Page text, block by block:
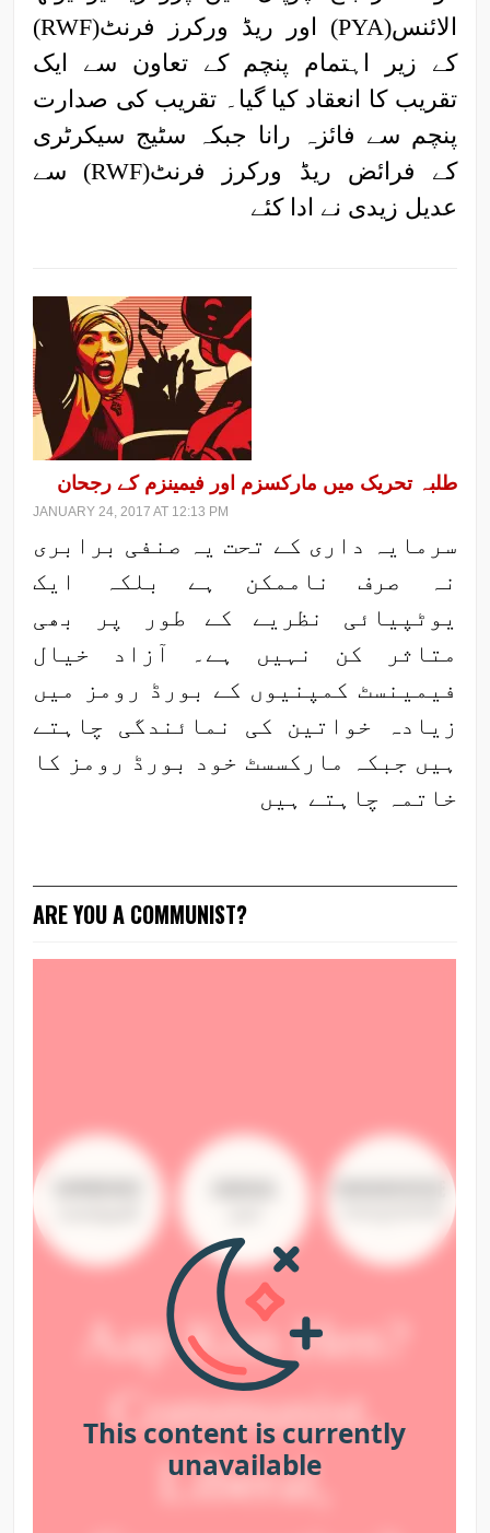
الائنس(PYA) اور ریڈ ورکرز فرنٹ(RWF)
کے زیر اہتمام پنچم کے تعاون سے ایک
تقریب کا انعقاد کیا گیا۔ تقریب کی صدارت
پنچم سے فائزہ رانا جبکہ سٹیج سیکرٹری
کے فرائض ریڈ ورکرز فرنٹ(RWF) سے
عدیل زیدی نے ادا کئے
طلبہ تحریک میں مارکسزم اور فیمینزم کے رجحان
JANUARY 24, 2017 AT 12:13 PM
سرمایہ داری کے تحت یہ صنفی برابری
نہ صرف ناممکن ہے بلکہ ایک
یوٹپیائی نظریے کے طور پر بھی
متاثر کن نہیں ہے۔ آزاد خیال
فیمینسٹ کمپنیوں کے بورڈ رومز میں
زیادہ خواتین کی نمائندگی چاہتے
ہیں جبکہ مارکسسٹ خود بورڈ رومز کا
خاتمہ چاہتے ہیں
ARE YOU A COMMUNIST?